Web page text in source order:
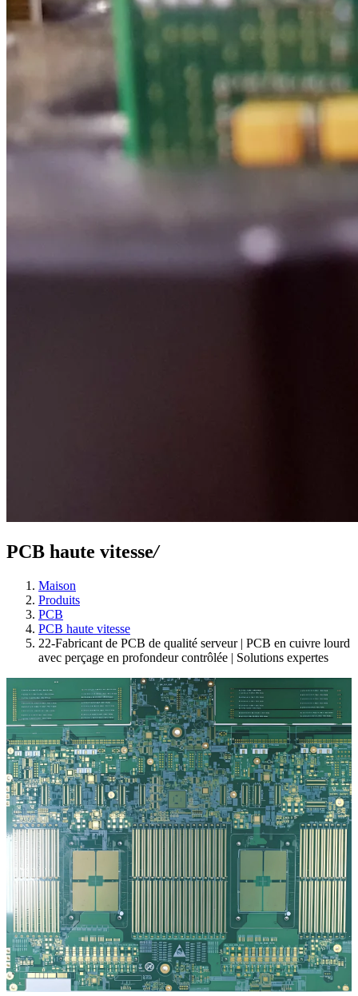
PCB haute vitesse/
Maison
Produits
PCB
PCB haute vitesse
22-Fabricant de PCB de qualité serveur | PCB en cuivre lourd
avec perçage en profondeur contrôlée | Solutions expertes